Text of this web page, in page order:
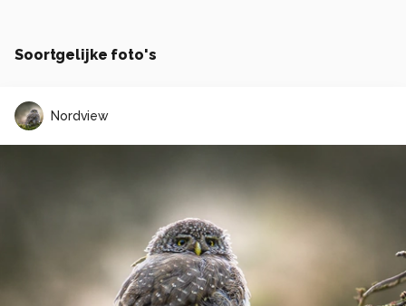
Soortgelijke foto's
Nordview